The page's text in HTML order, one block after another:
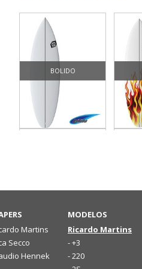
BOLIDO
Martins
Secco
Hennek
MODELOS
Ricardo Martins
- +3
- 220